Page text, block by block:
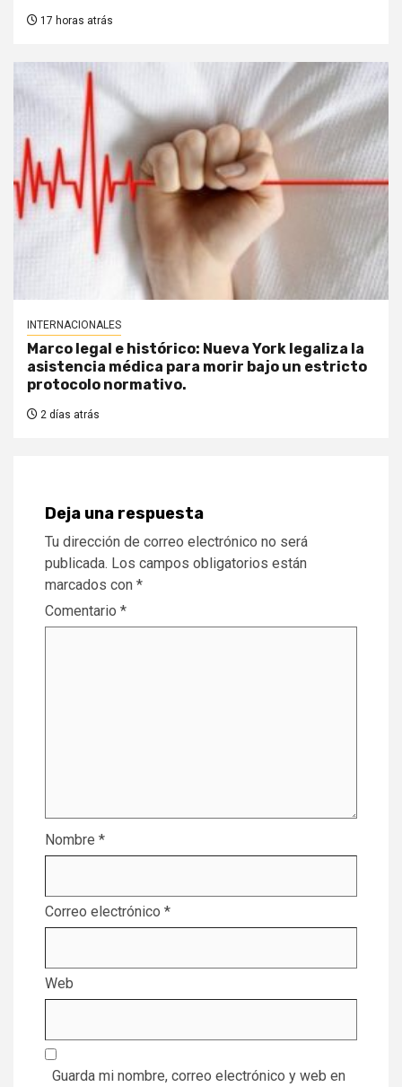
17 horas atrás
INTERNACIONALES
Marco legal e histórico: Nueva York legaliza la
asistencia médica para morir bajo un estricto
protocolo normativo.
2 días atrás
Deja una respuesta
Tu dirección de correo electrónico no será
publicada. Los campos obligatorios están
marcados con *
Comentario *
Nombre *
Correo electrónico *
Web
Guarda mi nombre, correo electrónico y web en